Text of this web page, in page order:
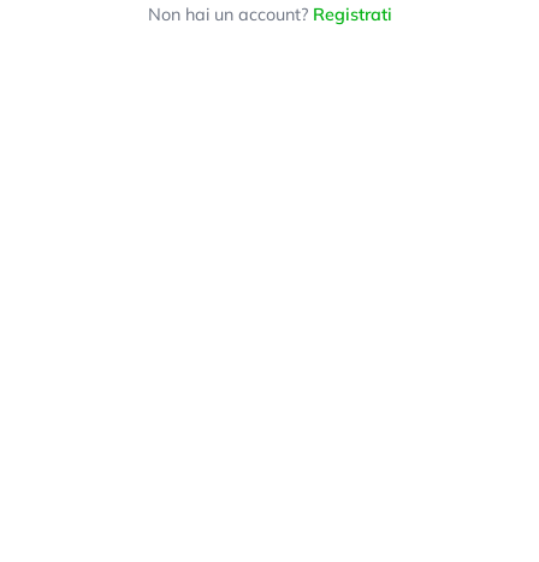
Non hai un account? Registrati